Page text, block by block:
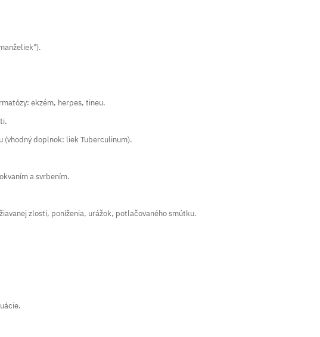
ekzém, herpes, tineu.
(vhodný doplnok: liek Tuberculinum).
a svrbením.
zlosti, poníženia, urážok, potlačovaného smútku.